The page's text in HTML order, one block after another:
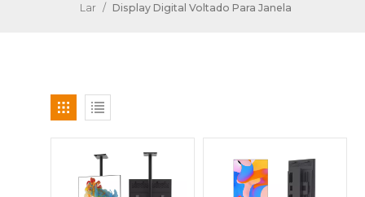
Lar / Display Digital Voltado Para Janela